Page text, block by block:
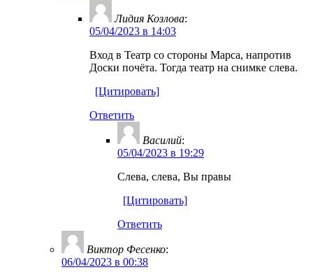
Лидия Козлова:
05/04/2023 в 14:03
Вход в Театр со стороны Марса, напротив
Доски почёта. Тогда театр на снимке слева.
[Цитировать]
Ответить
Василий:
05/04/2023 в 19:29
Слева, слева, Вы правы
[Цитировать]
Ответить
Виктор Фесенко:
06/04/2023 в 00:38